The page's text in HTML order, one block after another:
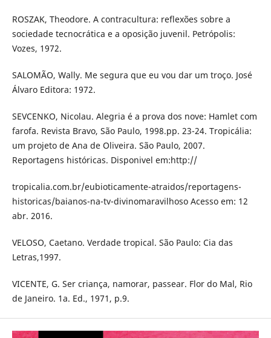
ROSZAK, Theodore. A contracultura: reflexões sobre a
sociedade tecnocrática e a oposição juvenil. Petrópolis:
Vozes, 1972.
SALOMÃO, Wally. Me segura que eu vou dar um troço. José
Álvaro Editora: 1972.
SEVCENKO, Nicolau. Alegria é a prova dos nove: Hamlet com
farofa. Revista Bravo, São Paulo, 1998.pp. 23-24. Tropicália:
um projeto de Ana de Oliveira. São Paulo, 2007.
Reportagens históricas. Disponivel em:http://
tropicalia.com.br/eubioticamente-atraidos/reportagens-
historicas/baianos-na-tv-divinomaravilhoso Acesso em: 12
abr. 2016.
VELOSO, Caetano. Verdade tropical. São Paulo: Cia das
Letras,1997.
VICENTE, G. Ser criança, namorar, passear. Flor do Mal, Rio
de Janeiro. 1a. Ed., 1971, p.9.